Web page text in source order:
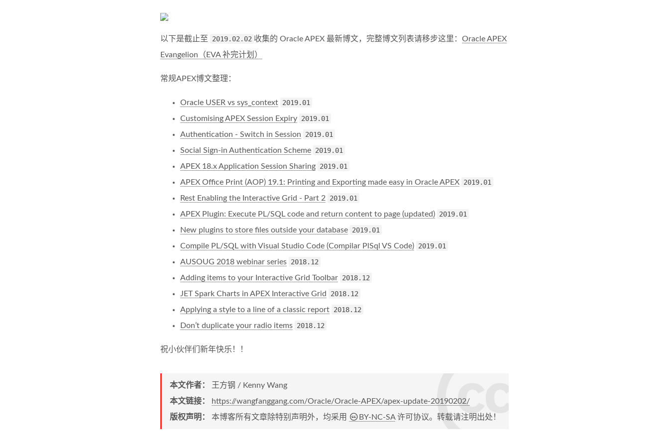
以下是截止至 2019.02.02 收集的 Oracle APEX 最新博文，完整博文列表请移步这里： Oracle APEX
Evangelion（EVA 补完计划）
常规APEX博文整理：
Oracle USER vs sys_context 2019.01
Customising APEX Session Expiry 2019.01
Authentication - Switch in Session
2019.01
Social Sign-in Authentication Scheme 2019.01
APEX 18.x Application Session Sharing 2019.01
APEX Office Print (AOP) 19.1: Printing and Exporting made easy in Oracle APEX 2019.01
Rest Enabling the Interactive Grid - Part 2
2019.01
APEX Plugin: Execute PL/SQL code and return content to page (updated) 2019.01
New plugins to store files outside your database 2019.01
Compile PL/SQL with Visual Studio Code (Compilar PlSql VS Code) 2019.01
AUSOUG 2018 webinar series 2018.12
Adding items to your Interactive Grid Toolbar 2018.12
JET Spark Charts in APEX Interactive Grid
2018.12
Applying a style to a line of a classic report 2018.12
Don’t duplicate your radio items 2018.12
祝小伙伴们新年快乐！！
本文作者：
王方钢 / Kenny Wang
本文链接：
https://wangfanggang.com/Oracle/Oracle-APEX/apex-update-20190202/
版权声明： 本博客所有文章除特别声明外，均采用 BY-NC-SA许可协议。转载请注明出处！